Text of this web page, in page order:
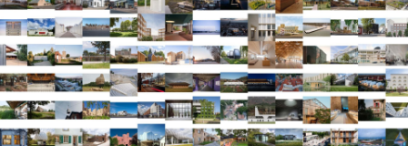
English Español Italiano Català